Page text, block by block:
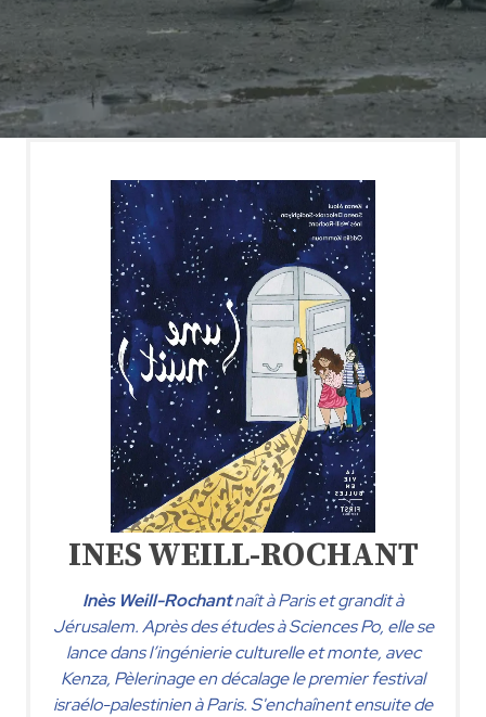
INES WEILL-ROCHANT
Inès Weill-Rochantnaît à Paris et grandit à
Jérusalem. Après des études à Sciences Po, elle se
lance dans l’ingénierie culturelle et monte, avec
Kenza, Pèlerinage en décalage le premier festival
israélo-palestinien à Paris. S'enchaînent ensuite de